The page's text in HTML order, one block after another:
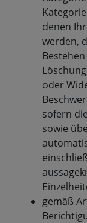
denen
werden,
oder
sofern
sowie
gemäß